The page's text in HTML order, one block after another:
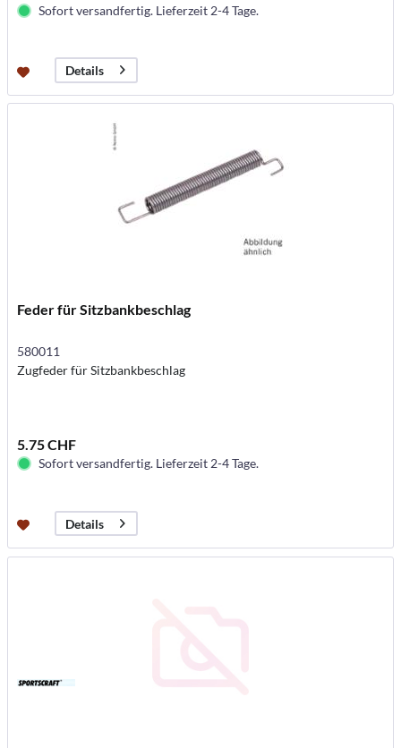
Sofort versandfertig. Lieferzeit 2-4 Tage.
Details
Feder für Sitzbankbeschlag
580011
Zugfeder für Sitzbankbeschlag
5.75 CHF
Sofort versandfertig. Lieferzeit 2-4 Tage.
Details